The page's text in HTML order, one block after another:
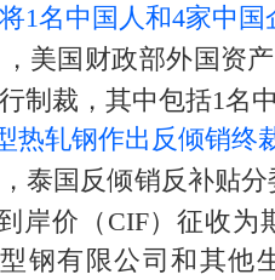
1名中国人和4家中
，美国财政部外国资
制裁，其中包括1名
热轧钢作出反倾销终
，泰国反倾销反补贴
岸价（CIF）征收
钢有限公司和其他